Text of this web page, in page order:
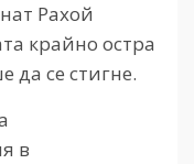
Рахой
крайно остра
да се стигне.
в